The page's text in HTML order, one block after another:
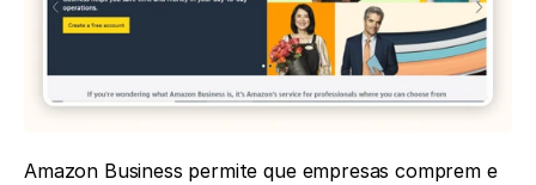
Amazon Business permite que empresas comprem e